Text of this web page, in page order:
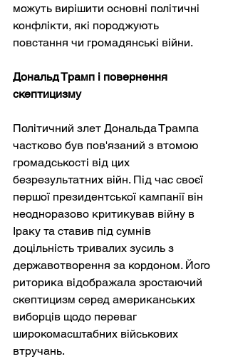
можуть вирішити основні політичні
конфлікти, які породжують
повстання чи громадянські війни.
Дональд Трамп і повернення
скептицизму
Політичний злет Дональда Трампа
частково був пов'язаний з втомою
громадськості від цих
безрезультатних війн. Під час своєї
першої президентської кампанії він
неодноразово критикував війну в
Іраку та ставив під сумнів
доцільність тривалих зусиль з
державотворення за кордоном. Його
риторика відображала зростаючий
скептицизм серед американських
виборців щодо переваг
широкомасштабних військових
втручань.